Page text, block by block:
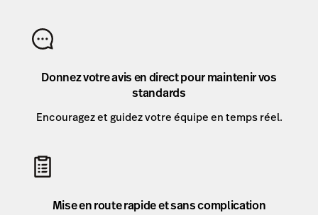
Donnez votre avis en direct pour maintenir vos
standards
Encouragez et guidez votre équipe en temps réel.
Mise en route rapide et sans complication